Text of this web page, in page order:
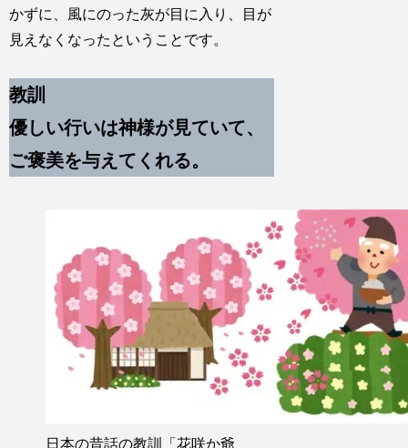
かずに、風にのった灰が目に入り、目が
見えなくなったということです。
教訓
優しい行いは神様が見ていて、
ご褒美を与えてくれる。
日本の昔話の教訓「花咲か爺